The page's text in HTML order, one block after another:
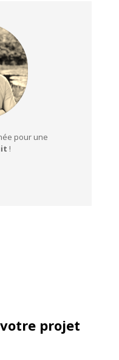
pour une
!
projet